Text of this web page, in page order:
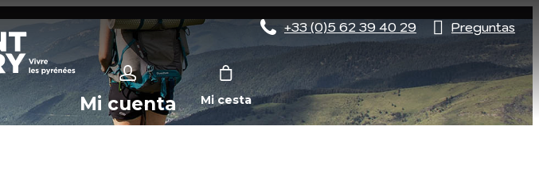
+33 (0)5 62 39 40 29 Preguntas
Mi cuenta Mi cesta